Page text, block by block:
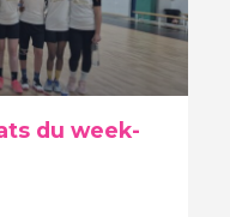
du week-